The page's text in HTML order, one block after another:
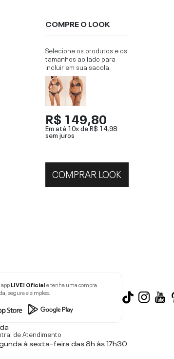
COMPRE O LOOK
Selecione os produtos e os
tamanhos ao lado para
incluir em sua sacola.
R$ 149,80
Em até 10x deR$ 14,98
sem juros
COMPRAR LOOK
LIVE! Oficiale tenha uma compra
segura e simples.
de Atendimento
à sexta-feira das 8h às 17h30